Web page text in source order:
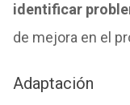
identificar
de mejora en el
Adaptación